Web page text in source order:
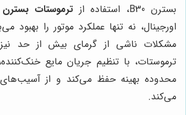
بسترن B30، استفاده از
ترموستات بسترن B30
اورجینال، نه تنها عملکرد موتور را بهبود
مشکلات ناشی از گرمای بیش از حد
ترموستات، با تنظیم جریان مایع
محدوده بهینه حفظ می‌کند و از آسیب‌های
می‌کند.